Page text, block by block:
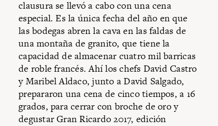
clausura se llevó a cabo con una cena
especial. Es la única fecha del año en que
las bodegas abren la cava en las faldas de
una montaña de granito, que tiene la
capacidad de almacenar cuatro mil barricas
de roble francés. Ahí los chefs David Castro
y Maribel Aldaco, junto a David Salgado,
prepararon una cena de cinco tiempos, a 16
grados, para cerrar con broche de oro y
degustar Gran Ricardo 2017, edición